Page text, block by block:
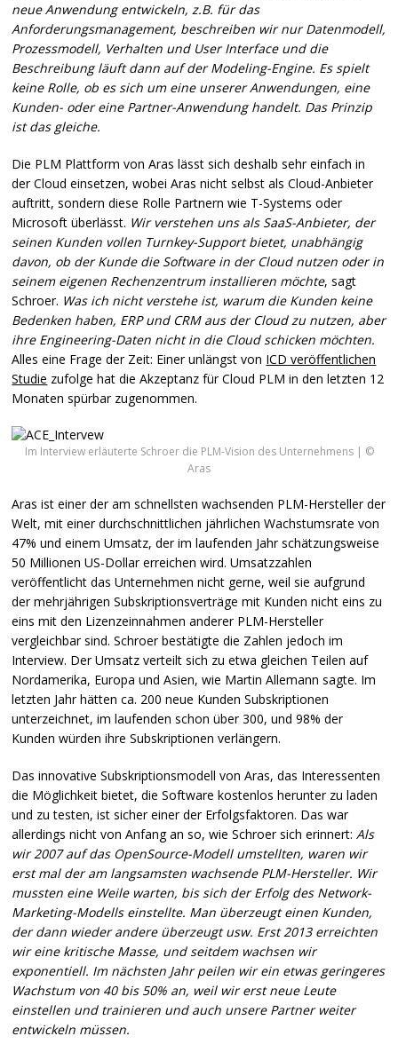
neue Anwendung entwickeln, z.B. für das
Anforderungsmanagement, beschreiben wir nur Datenmodell,
Prozessmodell, Verhalten und User Interface und die
Beschreibung läuft dann auf der Modeling-Engine. Es spielt
keine Rolle, ob es sich um eine unserer Anwendungen, eine
Kunden- oder eine Partner-Anwendung handelt. Das Prinzip
ist das gleiche.
Die PLM Plattform von Aras lässt sich deshalb sehr einfach in
der Cloud einsetzen, wobei Aras nicht selbst als Cloud-Anbieter
auftritt, sondern diese Rolle Partnern wie T-Systems oder
Microsoft überlässt. Wir verstehen uns als SaaS-Anbieter, der
seinen Kunden vollen Turnkey-Support bietet, unabhängig
davon, ob der Kunde die Software in der Cloud nutzen oder in
seinem eigenen Rechenzentrum installieren möchte, sagt
Schroer. Was ich nicht verstehe ist, warum die Kunden keine
Bedenken haben, ERPund CRMaus der Cloud zu nutzen, aber
ihre Engineering-Daten nicht in die Cloud schicken möchten.
Alles eine Frage der Zeit: Einer unlängst von ICD veröffentlichen
Studie zufolge hat die Akzeptanz für Cloud PLM in den letzten 12
Monaten spürbar zugenommen.
Im Interview erläuterte Schroer die PLM-Vision des Unternehmens | ©
Aras
Aras ist einer der am schnellsten wachsenden PLM-Hersteller der
Welt, mit einer durchschnittlichen jährlichen Wachstumsrate von
47% und einem Umsatz, der im laufenden Jahr schätzungsweise
50 Millionen US-Dollar erreichen wird. Umsatzzahlen
veröffentlicht das Unternehmen nicht gerne, weil sie aufgrund
der mehrjährigen Subskriptionsverträge mit Kunden nicht eins zu
eins mit den Lizenzeinnahmen anderer PLM-Hersteller
vergleichbar sind. Schroer bestätigte die Zahlen jedoch im
Interview. Der Umsatz verteilt sich zu etwa gleichen Teilen auf
Nordamerika, Europa und Asien, wie Martin Allemann sagte. Im
letzten Jahr hätten ca. 200 neue Kunden Subskriptionen
unterzeichnet, im laufenden schon über 300, und 98% der
Kunden würden ihre Subskriptionen verlängern.
Das innovative Subskriptionsmodell von Aras, das Interessenten
die Möglichkeit bietet, die Software kostenlos herunter zu laden
und zu testen, ist sicher einer der Erfolgsfaktoren. Das war
allerdings nicht von Anfang an so, wie Schroer sich erinnert:Als
wir 2007 auf das OpenSource-Modell umstellten, waren wir
erst mal der am langsamsten wachsende PLM-Hersteller. Wir
mussten eine Weile warten, bis sich der Erfolg des Network-
Marketing-Modells einstellte. Man überzeugt einen Kunden,
der dann wieder andere überzeugt usw. Erst 2013 erreichten
wir eine kritische Masse, und seitdem wachsen wir
exponentiell. Im nächsten Jahr peilen wir ein etwas geringeres
Wachstum von 40 bis 50% an, weil wir erst neue Leute
einstellen und trainieren und auch unsere Partner weiter
entwickeln müssen.